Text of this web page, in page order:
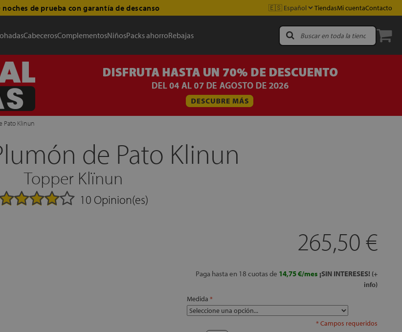
noches de prueba con garantía de descanso TiendasMi cuentaContacto
CabecerosComplementosNiñosPacks ahorroRebajas
Pato Klinun
de Pato Klinun
Topper Klïnun
10 Opinion(es)
265,50 €
Paga hasta en 18 cuotas de 14,75 €/mes ¡SIN INTERESES! (+
info)
Medida
* Campos requeridos